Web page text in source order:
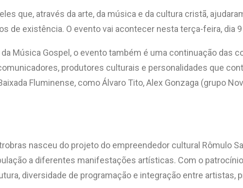
que, através da arte, da música e da cultura cristã,
de existência. O evento vai acontecer nesta terça-feira, dia
Música Gospel, o evento também é uma continuação das
produtores culturais e personalidades que
Fluminense, como Álvaro Tito, Alex Gonzaga (grupo
nasceu do projeto do empreendedor cultural Rômulo
a diferentes manifestações artísticas. Com o
diversidade de programação e integração entre artistas,